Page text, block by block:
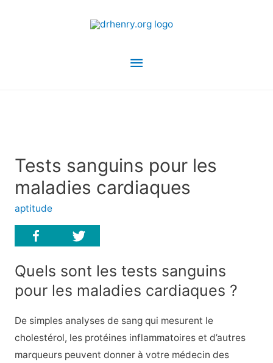
Menu
Tests sanguins pour les
maladies cardiaques
aptitude
Quels sont les tests sanguins
pour les maladies cardiaques ?
De simples analyses de sang qui mesurent le
cholestérol, les protéines inflammatoires et d’autres
marqueurs peuvent donner à votre médecin des